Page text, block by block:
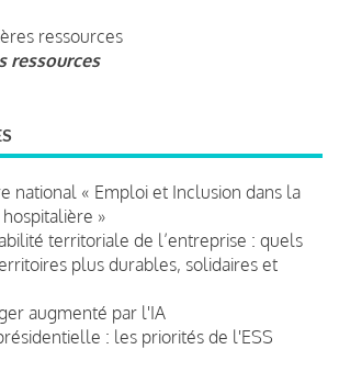
ressources
ressources
national « Emploi et Inclusion dans la
»
territoriale de l’entreprise : quels
plus durables, solidaires et
augmenté par l'IA
: les priorités de l'ESS